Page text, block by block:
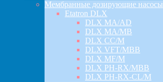
Мембранные дозирующие насосы
Etatron DLX
DLX MA/AD
DLX MA/MB
DLX CC/M
DLX VFT/MBB
DLX MF/M
DLX PH-RX/MBB
DLX PH-RX-CL/M